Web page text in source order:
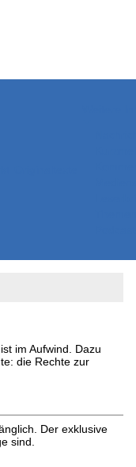
im Aufwind. Dazu
die Rechte zur
Der exklusive
sind.